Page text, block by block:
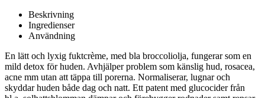
Beskrivning
Ingredienser
Användning
En lätt och lyxig fuktcrème, med bla broccoliolja, fungerar som en
mild detox för huden. Avhjälper problem som känslig hud, rosacea,
acne mm utan att täppa till porerna. Normaliserar, lugnar och
skyddar huden både dag och natt. Ett patent med glucocider från